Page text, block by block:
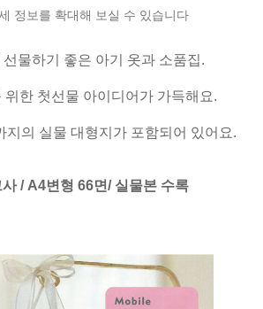
정보를 확대해 보실 수 있습니다
물하기 좋은 아기 옷과 소품집.
위한 첫선물 아이디어가 가득해요.
지의 실물 대형지가 포함되어 있어요.
/ A4변형 66면/ 실물본 수록